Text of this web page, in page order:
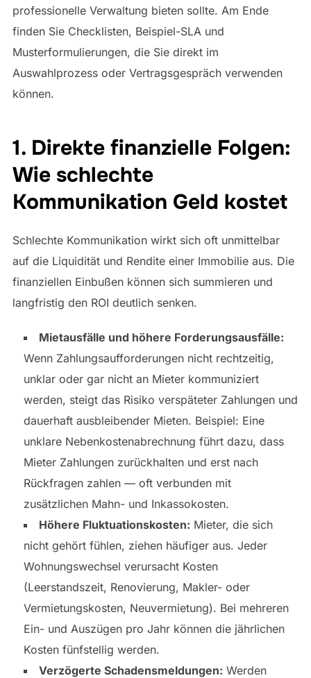
professionelle Verwaltung bieten sollte. Am Ende
finden Sie Checklisten, Beispiel-SLA und
Musterformulierungen, die Sie direkt im
Auswahlprozess oder Vertragsgespräch verwenden
können.
1. Direkte finanzielle Folgen:
Wie schlechte
Kommunikation Geld kostet
Schlechte Kommunikation wirkt sich oft unmittelbar
auf die Liquidität und Rendite einer Immobilie aus. Die
finanziellen Einbußen können sich summieren und
langfristig den ROI deutlich senken.
Mietausfälle und höhere Forderungsausfälle:
Wenn Zahlungsaufforderungen nicht rechtzeitig,
unklar oder gar nicht an Mieter kommuniziert
werden, steigt das Risiko verspäteter Zahlungen und
dauerhaft ausbleibender Mieten. Beispiel: Eine
unklare Nebenkostenabrechnung führt dazu, dass
Mieter Zahlungen zurückhalten und erst nach
Rückfragen zahlen — oft verbunden mit
zusätzlichen Mahn- und Inkassokosten.
Höhere Fluktuationskosten: Mieter, die sich
nicht gehört fühlen, ziehen häufiger aus. Jeder
Wohnungswechsel verursacht Kosten
(Leerstandszeit, Renovierung, Makler- oder
Vermietungskosten, Neuvermietung). Bei mehreren
Ein- und Auszügen pro Jahr können die jährlichen
Kosten fünfstellig werden.
Verzögerte Schadensmeldungen: Werden